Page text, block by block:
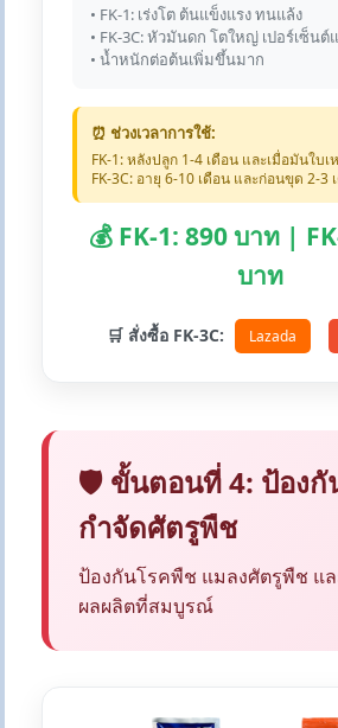
• FK-1: เร่งโต ต้นแข็งแรง ทนแล้ง
• FK-3C: หัวมันดก โตใหญ่ เปอร์เซ็นต์
• น้ำหนักต่อต้นเพิ่มขึ้นมาก
⏰ ช่วงเวลาการใช้:
FK-1: หลังปลูก 1-4 เดือน และเมื่อมันใบเ
FK-3C: อายุ 6-10 เดือน และก่อนขุด 2-3
💰 FK-1: 890 บาท |
บาท
🛒 สั่งซื้อ FK-3C: Lazada
🛡️ ขั้นตอนที่ 4: ป้องกั
กำจัดศัตรูพืช
ป้องกันโรคพืช แมลงศัตรูพืช แ
ผลผลิตที่สมบูรณ์